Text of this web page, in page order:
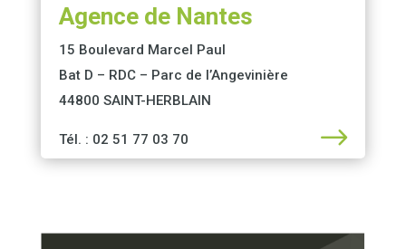
Agence de Nantes
15 Boulevard Marcel Paul
Bat D – RDC – Parc de l’Angevinière
44800 SAINT-HERBLAIN
Tél. : 02 51 77 03 70 $